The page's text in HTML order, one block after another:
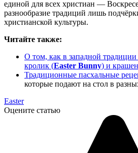
единой для всех христиан —
разнообразие традиций лишь
христианской культуры.
Читайте также:
О том, как в западной
кролик (Easter Bunny) и
Традиционные пасхальные
которые подают на стол в
Easter
Оцените статью